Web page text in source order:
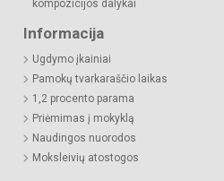
kompozicijos dalykai
Informacija
Ugdymo įkainiai
Pamokų tvarkaraščio laikas
1,2 procento parama
Priėmimas į mokyklą
Naudingos nuorodos
Moksleivių atostogos